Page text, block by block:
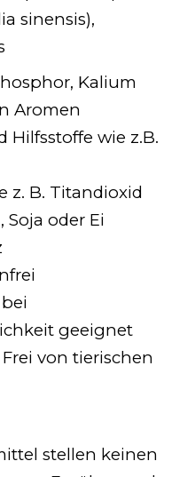
sinensis),
Kalium
Aromen
Hilfsstoffe wie z.B.
z. B. Titandioxid
Soja oder Ei
geeignet
von tierischen
stellen keinen